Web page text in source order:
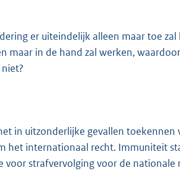
er uiteindelijk alleen maar toe
maar in de hand zal werken,
in uitzonderlijke gevallen
het internationaal recht. Immuniteit
voor strafvervolging voor de